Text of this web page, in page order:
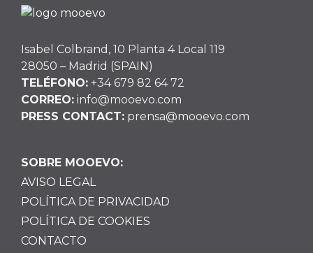
Isabel Colbrand, 10 Planta 4 Local 119
28050 – Madrid (SPAIN)
TELÉFONO: +34 679 82 64 72
CORREO: info@mooevo.com
PRESS CONTACT: prensa@mooevo.com
SOBRE MOOEVO:
AVISO LEGAL
POLÍTICA DE PRIVACIDAD
POLÍTICA DE COOKIES
CONTACTO